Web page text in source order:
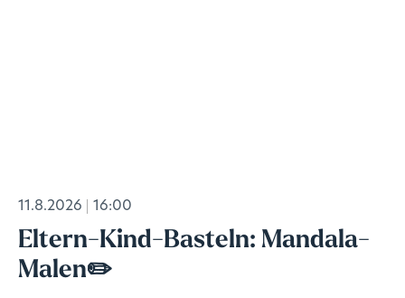
11.8.2026 16:00
Eltern-Kind-Basteln: Mandala-
Malen✏️